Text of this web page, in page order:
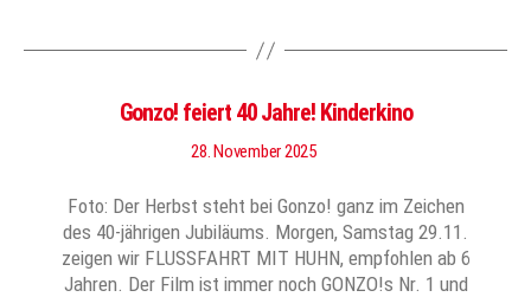
Gonzo! feiert 40 Jahre! Kinderkino
28. November 2025
Foto: Der Herbst steht bei Gonzo! ganz im Zeichen
des 40-jährigen Jubiläums. Morgen, Samstag 29.11.
zeigen wir FLUSSFAHRT MIT HUHN, empfohlen ab 6
Jahren. Der Film ist immer noch GONZO!s Nr. 1 und